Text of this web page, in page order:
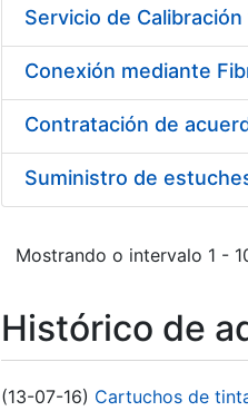
Suministro de
Mostrando o intervalo 1 -
Histórico de
(13-07-16) Cartuchos de